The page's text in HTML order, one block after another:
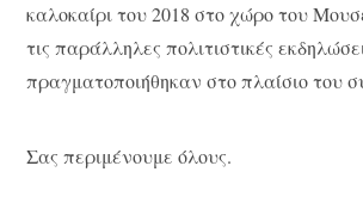
καλοκαίρι του 2018 στο χώρο του
τις παράλληλες πολιτιστικές
πραγματοποιήθηκαν στο πλαίσιο του
Σας περιμένουμε όλους.